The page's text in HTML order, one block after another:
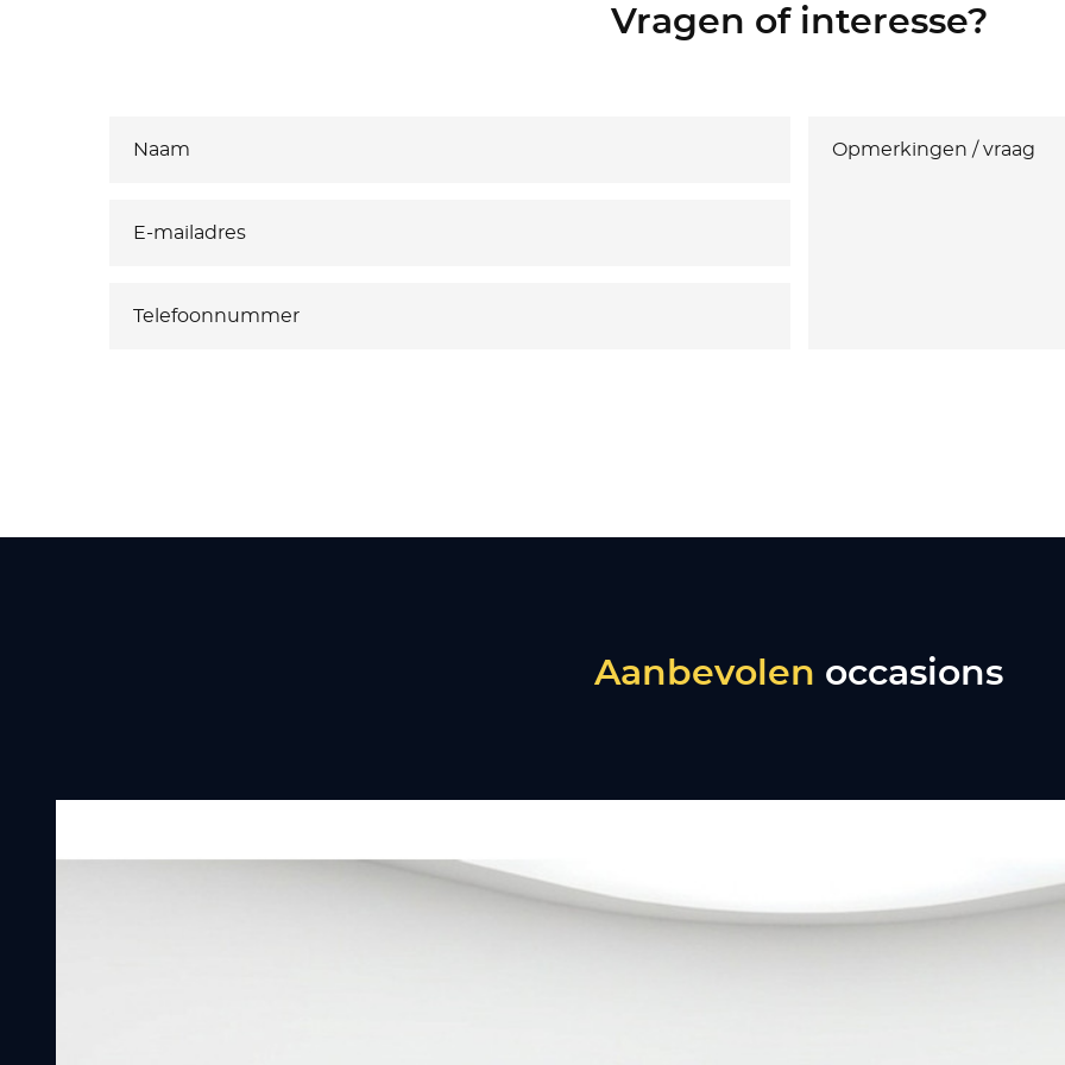
Vragen of interesse?
Aanbevolen occasions